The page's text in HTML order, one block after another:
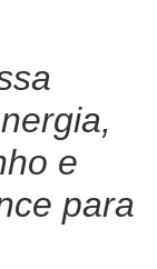
e
para